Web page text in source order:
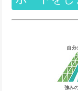
自分
強み